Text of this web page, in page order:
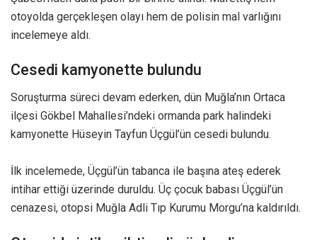
otoyolda gerçekleşen olayı hem de polisin mal varlığını
incelemeye aldı.
Cesedi kamyonette bulundu
Soruşturma süreci devam ederken, dün Muğla’nın Ortaca
ilçesi Gökbel Mahallesi’ndeki ormanda park halindeki
kamyonette Hüseyin Tayfun Üçgül’ün cesedi bulundu.
İlk incelemede, Üçgül’ün tabanca ile başına ateş ederek
intihar ettiği üzerinde duruldu. Üç çocuk babası Üçgül’ün
cenazesi, otopsi Muğla Adli Tıp Kurumu Morgu’na kaldırıldı.